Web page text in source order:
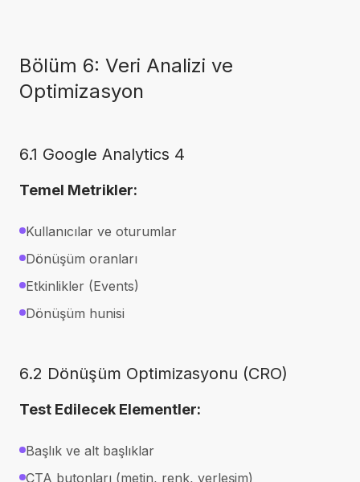
Bölüm 6: Veri Analizi ve
Optimizasyon
6.1 Google Analytics 4
Temel Metrikler:
Kullanıcılar ve oturumlar
Dönüşüm oranları
Etkinlikler (Events)
Dönüşüm hunisi
6.2 Dönüşüm Optimizasyonu (CRO)
Test Edilecek Elementler:
Başlık ve alt başlıklar
CTA butonları (metin, renk, yerleşim)